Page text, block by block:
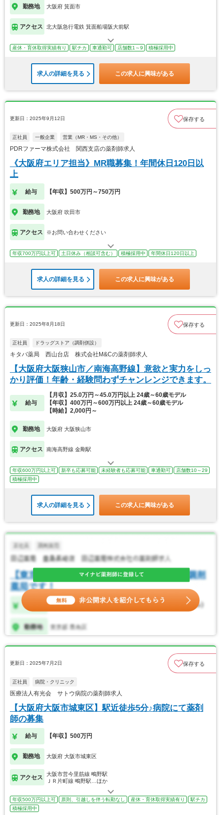
勤務地 大阪府 箕面市
アクセス 北大阪急行電鉄 箕面船場阪大前駅
産休・育休取得実績有り 駅チカ 車通勤可 店舗数1～9 積極採用中
求人の詳細を見る この求人に興味がある
更新日：2025年9月12日 保存する
正社員 一般企業 営業（MR・MS・その他）
PDRファーマ株式会社 関西支店の薬剤師求人
《大阪府エリア担当》MR職募集！年間休日120日以
上
給与 【年収】500万円～750万円
勤務地 大阪府 吹田市
アクセス ※お問い合わせください
年収700万円以上可 土日休み（相談可含む） 積極採用中 年間休日120日以上
求人の詳細を見る この求人に興味がある
更新日：2025年8月18日 保存する
正社員 ドラッグストア（調剤併設）
キタバ薬局 西山台店 株式会社M&Cの薬剤師求人
【大阪府大阪狭山市／南海高野線】意欲と実力をしっ
かり評価！年齢・経験問わずチャンレンジできます。
給与
【月収】25.0万円～45.0万円以上 24歳～60歳モデル
【年収】400万円～600万円以上 24歳～60歳モデル
【時給】2,000円～
勤務地 大阪府 大阪狭山市
アクセス 南海高野線 金剛駅
年収600万円以上可 新卒も応募可能 未経験者も応募可能 車通勤可
店舗数10～29
積極採用中
求人の詳細を見る この求人に興味がある
更新日：2025年7月2日 保存する
正社員 病院・クリニック
医療法人有光会 サトウ病院の薬剤師求人
【大阪府大阪市城東区】駅近徒歩5分♪病院にて薬剤
師の募集
給与 【年収】500万円
勤務地 大阪府 大阪市城東区
アクセス
大阪市営今里筋線 鴫野駅
ＪＲ片町線 鴫野駅…ほか
年収500万円以上可 原則、引越しを伴う転勤なし 産休・育休取得実績有り
駅チカ
積極採用中